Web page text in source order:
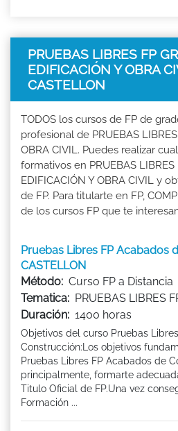
PRUEBAS LIBRES FP
EDIFICACIÓN Y OBRA
CASTELLON
TODOS los cursos de FP de
profesional de PRUEBAS
OBRA CIVIL. Puedes realizar
formativos en PRUEBAS LIBRES
EDIFICACIÓN Y OBRA CIVIL y
de FP. Para titularte en FP,
de los cursos FP que te
Pruebas Libres FP Acabados
CASTELLON
Método: Curso FP a Distancia
Tematica: PRUEBAS LIBRES
Duración: 1400 horas
Objetivos del curso Pruebas
Construcción:Los objetivos
Pruebas Libres FP Acabados de
principalmente, formarte
Titulo Oficial de FP.Una vez
Formación ...